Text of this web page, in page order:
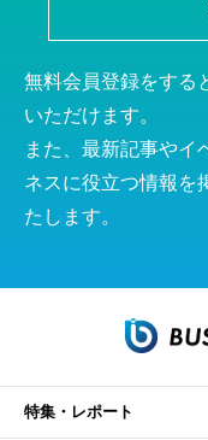
無料会員登録をする
いただけます。
また、最新記事やイ
ネスに役立つ情報を
たします。
特集・レポート